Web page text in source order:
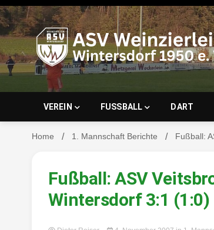
Skip
to
content
ASV
VEREIN FUSSBALL DART
Home 1. Mannschaft Berichte Fußball:
Fußball: ASV
Wintersdorf 3:1 (1:0)